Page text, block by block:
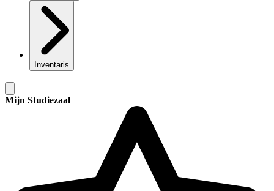
Inventaris
Mijn Studiezaal